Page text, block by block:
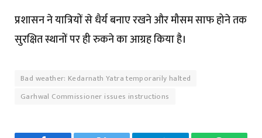
प्रशासन ने यात्रियों से धैर्य बनाए रखने और मौसम साफ होने तक
सुरक्षित स्थानों पर ही रुकने का आग्रह किया है।
Bad weather: Kedarnath Yatra temporarily halted
Garhwal Commissioner issues instructions